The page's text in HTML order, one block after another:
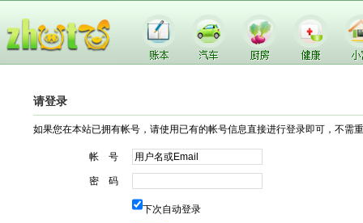
请登录
如果您在本站已拥有帐号，请使用已有的帐号信息直接进行登录即可，不需
帐 号
密 码
下次自动登录